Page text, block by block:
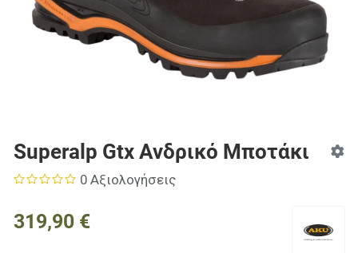
Superalp Gtx Ανδρικό Μποτάκι
0 Αξιολογήσεις
319,90 €